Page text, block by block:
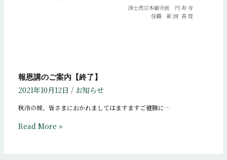
報恩講のご案内【終了】
2021年10月12日 / お知らせ
秋冷の候、皆さまにおかれましてはますますご健勝に…
Read More »